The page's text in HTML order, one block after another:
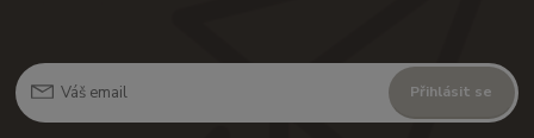
Přihlásit se